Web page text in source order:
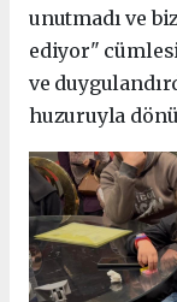
unutmadı ve
ediyor"
ve
huzuruyla